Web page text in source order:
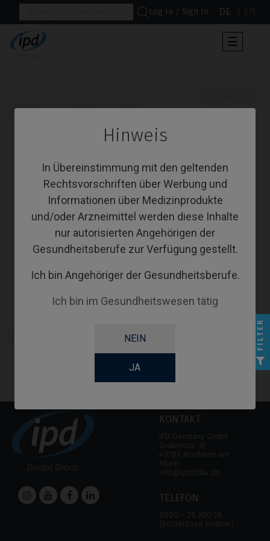
Hinweis
In Übereinstimmung mit den geltenden
Rechtsvorschriften über Werbung und
Informationen über Medizinprodukte
und/oder Arzneimittel werden diese Inhalte
nur autorisierten Angehörigen der
Gesundheitsberufe zur Verfügung gestellt.
Ich bin Angehöriger der Gesundheitsberufe.
Ich bin im Gesundheitswesen tätig
NEIN
JA
Log In / Sign In DE
der
☰
Startseite Systeme TLX®
Gingivaformer
KONTAKT
IPD Germany GmbH
Grabenstr. 18
40789 Monheim am
Rhein
info@ipd2004.de
TELEFON
0800 – 28 300 28
(Kostenlose Hotline)
FILTER